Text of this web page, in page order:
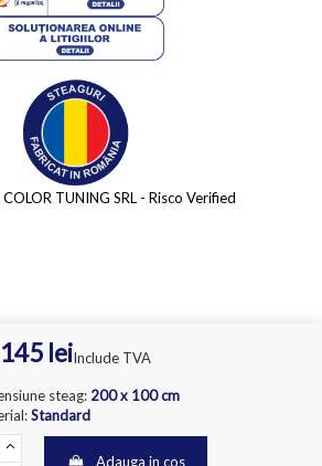
145 leiInclude TVA
steag: 200 x 100 cm
:Standard
Adauga in cos